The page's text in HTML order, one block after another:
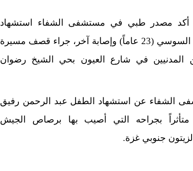
مصدر طبي في مستشفى الشفاء استشهاد
الشاب عبد الله بهاء السوسي (23 عاماً) وإصابة آخر، جراء قصف مسيرة
المدنيين في شارع العيون بحي الشيخ رضوان
الشفاء عن استشهاد الطفل عبد الرحمن رفيق
متأثراً بجراحه التي أصيب بها برصاص الجيش
جنوبي غزة.